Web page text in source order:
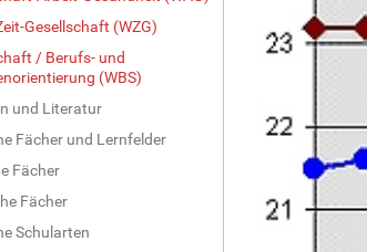
Gesellschaft (WZG)
/ Berufs- und
(WBS)
und Literatur
Fächer und Lernfelder
Fächer
Fächer
Schularten